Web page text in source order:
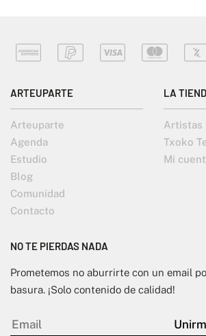
ARTEUPARTE
Arteuparte
Agenda
Estudio
Blog
Comunidad
Contacto
LA
Artistas
Txoko
Mi
NO TE PIERDAS NADA
Prometemos no aburrirte con un email
basura. ¡Solo contenido de calidad!